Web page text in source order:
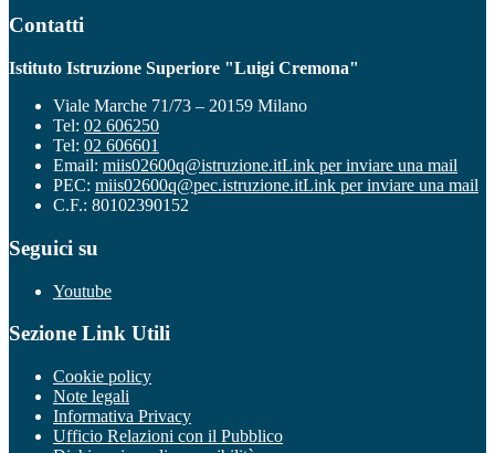
Contatti
Istituto Istruzione Superiore "Luigi Cremona"
Viale Marche 71/73 – 20159 Milano
Tel: 02 606250
Tel: 02 606601
Email: miis02600q@istruzione.itLink per inviare una mail
PEC: miis02600q@pec.istruzione.itLink per inviare una mail
C.F.: 80102390152
Seguici su
Youtube
Sezione Link Utili
Cookie policy
Note legali
Informativa Privacy
Ufficio Relazioni con il Pubblico